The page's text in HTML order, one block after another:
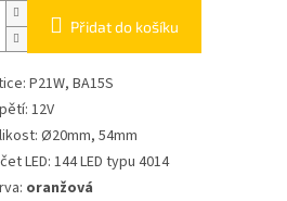
Přidat do košíku
P21W, BA15S
12V
Ø20mm, 54mm
LED: 144 LED typu 4014
oranžová